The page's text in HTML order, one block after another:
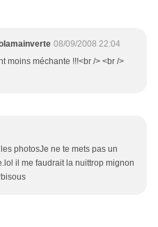
08/09/2008 22:04
moins méchante !!!<br /> <br />
photosJe ne te mets pas un
il me faudrait la nuittrop mignon